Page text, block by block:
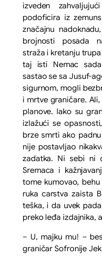
izveden
podoficira iz
značajnu
brojnosti posada
straža i kretanju
taj isti Nemac
sastao se sa Jusuf-
sigurnom, mogli
i mrtve graničare.
planove. Iako su
izlažući se
brze smrti ako
nije postavljao
zadatka. Ni sebi ni
Sremaca i
tome kumovao,
ruka carstva zaista
teška, i da uvek
preko leđa izdajnika,
– U, majku mu! –
graničar Sofronije